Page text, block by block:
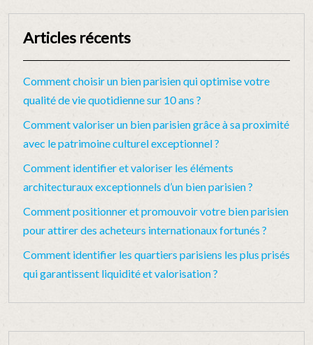
Articles récents
Comment choisir un bien parisien qui optimise votre
qualité de vie quotidienne sur 10 ans ?
Comment valoriser un bien parisien grâce à sa proximité
avec le patrimoine culturel exceptionnel ?
Comment identifier et valoriser les éléments
architecturaux exceptionnels d’un bien parisien ?
Comment positionner et promouvoir votre bien parisien
pour attirer des acheteurs internationaux fortunés ?
Comment identifier les quartiers parisiens les plus prisés
qui garantissent liquidité et valorisation ?